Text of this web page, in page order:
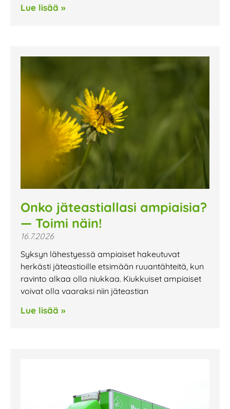
Lue lisää »
Onko jäteastiallasi ampiaisia?
— Toimi näin!
16.7.2026
Syksyn lähestyessä ampiaiset hakeutuvat
herkästi jäteastioille etsimään ruuantähteitä, kun
ravinto alkaa olla niukkaa. Kiukkuiset ampiaiset
voivat olla vaaraksi niin jäteastian
Lue lisää »